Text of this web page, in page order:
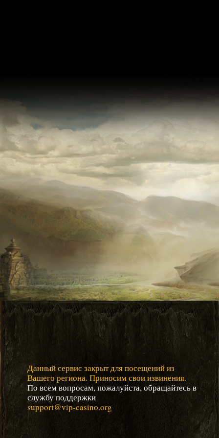
Данный сервис закрыт для посещений из
Вашего региона. Приносим свои извинения.
По всем вопросам, пожалуйста, обращайтесь в
службу поддержки
support@vip-casino.org